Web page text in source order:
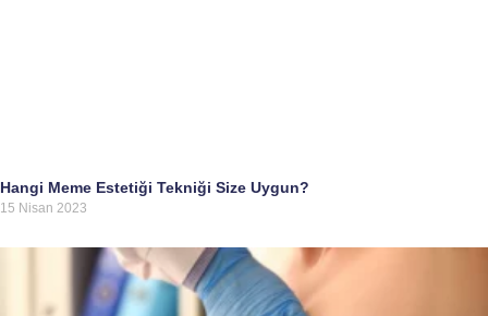
Hangi Meme Estetiği Tekniği Size Uygun?
15 Nisan 2023